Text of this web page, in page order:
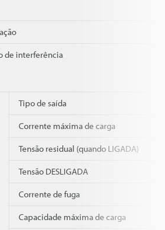
de interferência
Tipo de saída
Corrente máxima de carga
Tensão residual (quando LIGADA)
Tensão DESLIGADA
Corrente de fuga
Capacidade máxima de carga